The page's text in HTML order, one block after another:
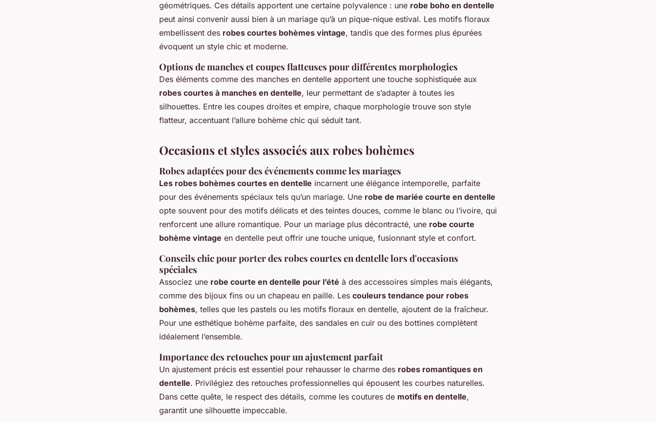
géométriques. Ces détails apportent une certaine polyvalence : une robe boho en dentelle
peut ainsi convenir aussi bien à un mariage qu’à un pique-nique estival. Les motifs floraux
embellissent des robes courtes bohèmes vintage, tandis que des formes plus épurées
évoquent un style chic et moderne.
Options de manches et coupes flatteuses pour différentes morphologies
Des éléments comme des manches en dentelle apportent une touche sophistiquée aux
robes courtes à manches en dentelle, leur permettant de s’adapter à toutes les
silhouettes. Entre les coupes droites et empire, chaque morphologie trouve son style
flatteur, accentuant l’allure bohème chic qui séduit tant.
Occasions et styles associés aux robes bohèmes
Robes adaptées pour des événements comme les mariages
Les robes bohèmes courtes en dentelle incarnent une élégance intemporelle, parfaite
pour des événements spéciaux tels qu’un mariage. Une robe de mariée courte en dentelle
opte souvent pour des motifs délicats et des teintes douces, comme le blanc ou l’ivoire, qui
renforcent une allure romantique. Pour un mariage plus décontracté, une robe courte
bohème vintage en dentelle peut offrir une touche unique, fusionnant style et confort.
Conseils chic pour porter des robes courtes en dentelle lors d'occasions
spéciales
Associez une robe courte en dentelle pour l’été à des accessoires simples mais élégants,
comme des bijoux fins ou un chapeau en paille. Les couleurs tendance pour robes
bohèmes, telles que les pastels ou les motifs floraux en dentelle, ajoutent de la fraîcheur.
Pour une esthétique bohème parfaite, des sandales en cuir ou des bottines complètent
idéalement l’ensemble.
Importance des retouches pour un ajustement parfait
Un ajustement précis est essentiel pour rehausser le charme des robes romantiques en
dentelle. Privilégiez des retouches professionnelles qui épousent les courbes naturelles.
Dans cette quête, le respect des détails, comme les coutures de motifs en dentelle,
garantit une silhouette impeccable.